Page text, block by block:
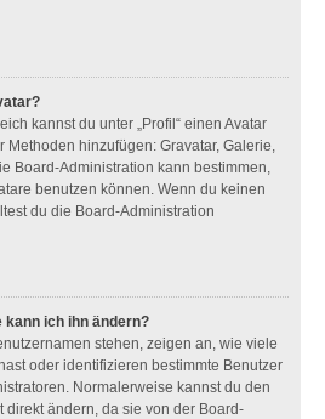
kannst du unter „Profil“ einen Avatar
hinzufügen: Gravatar, Galerie,
Board-Administration kann bestimmen,
benutzen können. Wenn du keinen
du die Board-Administration
kann ich ihn ändern?
stehen, zeigen an, wie viele
oder identifizieren bestimmte Benutzer
Normalerweise kannst du den
direkt ändern, da sie von der Board-